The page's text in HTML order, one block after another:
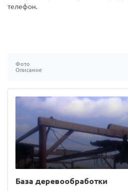
телефон.
Фото
Описание
База деревообработки